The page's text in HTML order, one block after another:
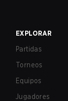
EXPLORAR
Partidas
Torneos
Equipos
Jugadores